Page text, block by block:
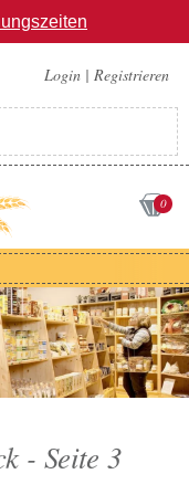
Login | Registrieren
0
- Seite 3